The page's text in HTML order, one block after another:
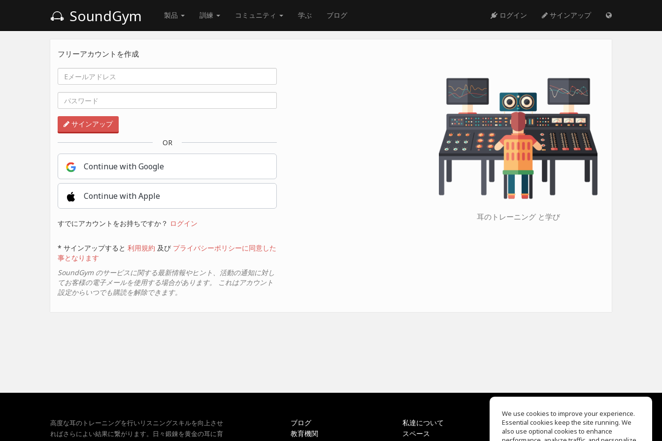
SoundGym 製品 訓練 コミュニティ 学ぶ ブログ ログイン サインアップ
フリーアカウントを作成
サインアップ
OR
Continue with Google
Continue with Apple
すでにアカウントをお持ちですか？ ログイン
* サインアップすると 利用規約 及び プライバシーポリシーに同意した
事となります
SoundGym のサービスに関する最新情報やヒント、活動の通知に対し
てお客様の電子メールを使用する場合があります。 これはアカウント
設定からいつでも購読を解除できます。
耳のトレーニング と学び
高度な耳のトレーニングを行いリスニングスキルを向上させ
ればさらによい結果に繋がります。日々鍛錬を黄金の耳に育
ブログ
教育機関
私達について
スペース
EQ Ear Training
Drum Machine
We use cookies to improve your experience.
Essential cookies keep the site running. We
also use optional cookies to enhance